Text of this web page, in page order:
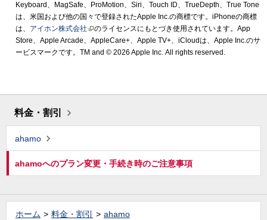
Keyboard、MagSafe、ProMotion、Siri、Touch ID、TrueDepth、True Tone
は、米国および他の国々で登録されたApple Inc.の商標です。iPhoneの商標
は、 アイホン株式会社
のライセンスにもとづき使用されています。App
Store、Apple Arcade、AppleCare+、Apple TV+、iCloudは、Apple Inc.のサ
ービスマークです。TM and © 2026 Apple Inc. All rights reserved.
料金・割引
ahamo
ahamoへのプラン変更・手続き時のご注意事項
ホーム 料金・割引
ahamo